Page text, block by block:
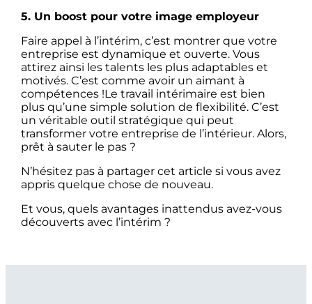
5. Un boost pour votre image employeur
Faire appel à l’intérim, c’est montrer que votre
entreprise est dynamique et ouverte. Vous
attirez ainsi les talents les plus adaptables et
motivés. C’est comme avoir un aimant à
compétences !Le travail intérimaire est bien
plus qu’une simple solution de flexibilité. C’est
un véritable outil stratégique qui peut
transformer votre entreprise de l’intérieur. Alors,
prêt à sauter le pas ?
N’hésitez pas à partager cet article si vous avez
appris quelque chose de nouveau.
Et vous, quels avantages inattendus avez-vous
découverts avec l’intérim ?